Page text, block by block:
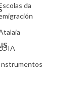
da